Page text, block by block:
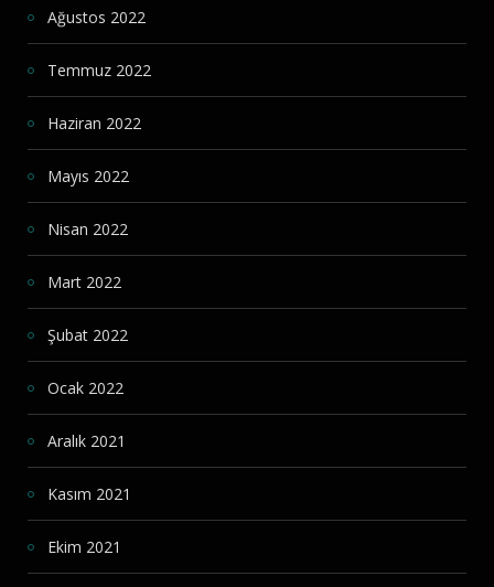
Ağustos 2022
Temmuz 2022
Haziran 2022
Mayıs 2022
Nisan 2022
Mart 2022
Şubat 2022
Ocak 2022
Aralık 2021
Kasım 2021
Ekim 2021